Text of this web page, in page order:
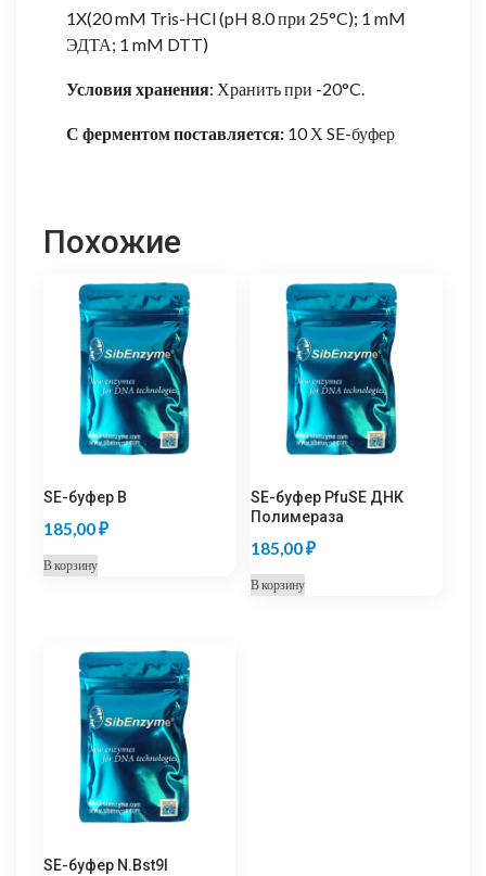
1X(20 mM Tris-HCl (pH 8.0 при 25°C); 1 mM
ЭДТА; 1 mM DTT)
Условия хранения: Хранить при -20°C.
С ферментом поставляется: 10 Х SE-буфер
Похожие
SE-буфер B
185,00₽
В корзину
SE-буфер PfuSE ДНК
Полимераза
185,00₽
В корзину
SE-буфер N.Bst9I